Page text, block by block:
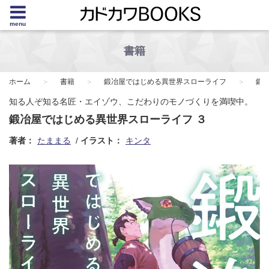
menu
書籍
ホーム 書籍 鍛冶屋ではじめる異世界スローライフ 鍛
知る人ぞ知る名匠・エイゾウ、こだわりのモノづくりを満喫中。
鍛冶屋ではじめる異世界スローライフ ３
著者： たままる イラスト： キンタ